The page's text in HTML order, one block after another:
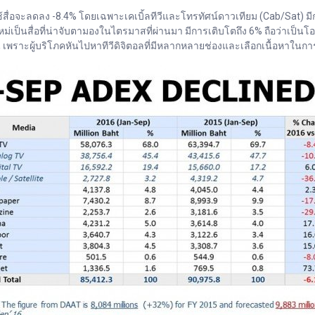
จะลดลง -8.4% โดยเฉพาะเคเบิ้ลทีวีและโทรทัศน์ดาวเทียม (Cab/Sat)
ม่เป็นสื่อที่น่าจับตามองในไตรมาสที่ผ่านมา มีการเติบโตถึง 6% ถือว่าเป็
พราะผู้บริโภคหันไปหาทีวีดิจิตอลที่มีหลากหลายช่องและเลือกเนื้อหาในก